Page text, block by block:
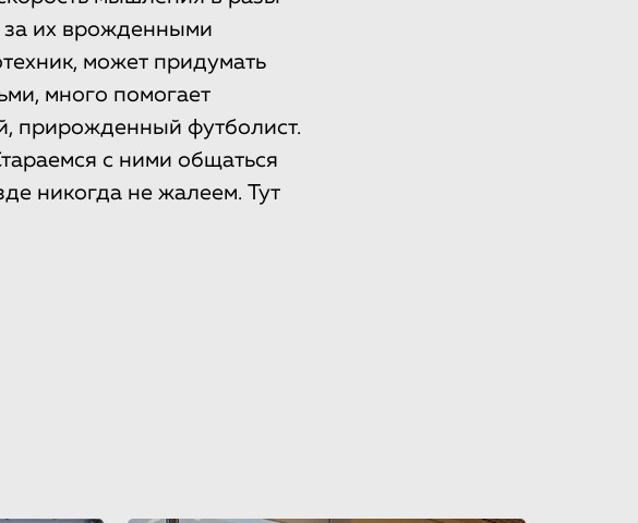
за их врожденными
может придумать
много помогает
прирожденный футболист.
с ними общаться
никогда не жалеем. Тут